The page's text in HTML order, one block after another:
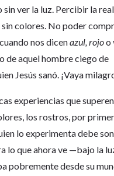
sin ver la luz. Percibir la
colores. No poder
nos dicenazul, rojoo
de aquel hombre ciego de
Jesús sanó. ¡Vaya
experiencias que
los rostros, por
lo experimenta debe
lo que ahora ve —bajo la
pobremente desde su